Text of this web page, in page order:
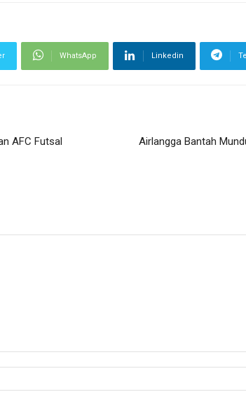
WhatsApp Linkedin
AFC Futsal
Airlangga Bantah